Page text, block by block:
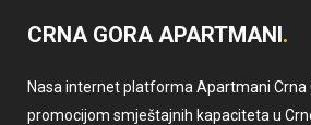
CRNA GORA APARTMANI
Nasa internet platforma Apartmani Crna
promocijom smještajnih kapaciteta u